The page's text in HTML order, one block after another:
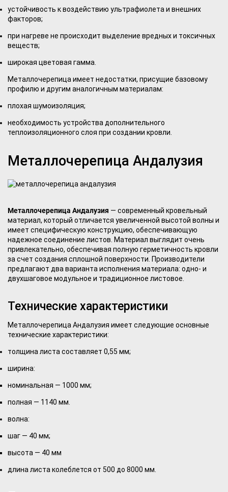
устойчивость к воздействию ультрафиолета и внешних
факторов;
при нагреве не происходит выделение вредных и токсичных
веществ;
широкая цветовая гамма.
Металлочерепица имеет недостатки, присущие базовому
профилю и другим аналогичным материалам:
плохая шумоизоляция;
необходимость устройства дополнительного
теплоизоляционного слоя при создании кровли.
Металлочерепица Андалузия
Металлочерепица Андалузия — современный кровельный
материал, который отличается увеличенной высотой волны и
имеет специфическую конструкцию, обеспечивающую
надежное соединение листов. Материал выглядит очень
привлекательно, обеспечивая полную герметичность кровли
за счет создания сплошной поверхности. Производители
предлагают два варианта исполнения материала: одно- и
двухшаговое модульное и традиционное листовое.
Технические характеристики
Металлочерепица Андалузия имеет следующие основные
технические характеристики:
толщина листа составляет 0,55 мм;
ширина:
номинальная — 1000 мм;
полная — 1140 мм.
волна:
шаг — 40 мм;
высота — 40 мм
длина листа колеблется от 500 до 8000 мм.